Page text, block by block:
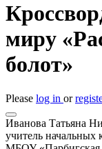
миру
болот»
Please log in or
Иванова Татьяна
учитель начальных